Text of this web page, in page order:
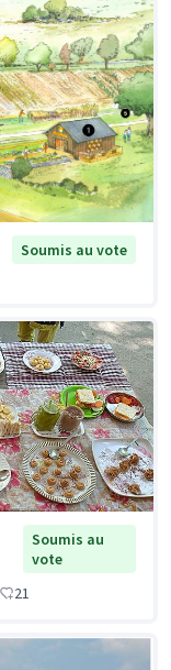
Soumis au vote
Soumis au
vote
21